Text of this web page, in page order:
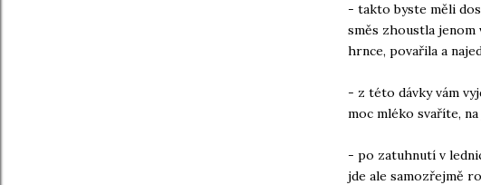
- takto byste měli
směs zhoustla
hrnce, povařila a
- z této dávky vám
moc mléko svaříte,
- po zatuhnutí v
jde ale samozřejmě